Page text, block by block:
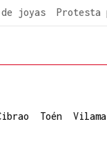
joyas
Toén